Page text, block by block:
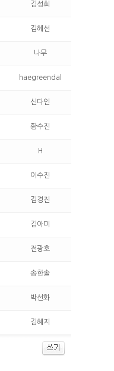
김성희
김혜선
나무
haegreendal
신다인
황수진
H
이수진
김경진
김아미
전광호
송한솔
박선화
김혜지